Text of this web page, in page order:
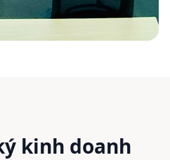
kinh doanh